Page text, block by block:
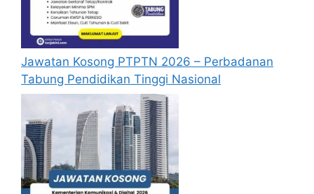
Berkelayakan dan melepasi syarat-syarat
pelantikan yang telah ditetapkan bagi
setiap Jawatan Kosong Guru Tabika
JPNIN 2026 yang hendak dipohon, Sila
baca cara mohon dan muat turun borang
permohonan jawatan yang kami telah
sediakan seperti berikut.
Borang-Permohonan-Jawatan-Kosong-Guru-
Tabika-Di-JPNIN
Cara Mohon Jawatan Kosong
Jawatan Kosong PTPTN 2026 – Perbadanan
Tabung Pendidikan Tinggi Nasional